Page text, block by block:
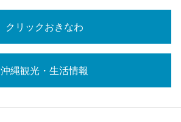
クリックおきなわ
沖縄観光・生活情報